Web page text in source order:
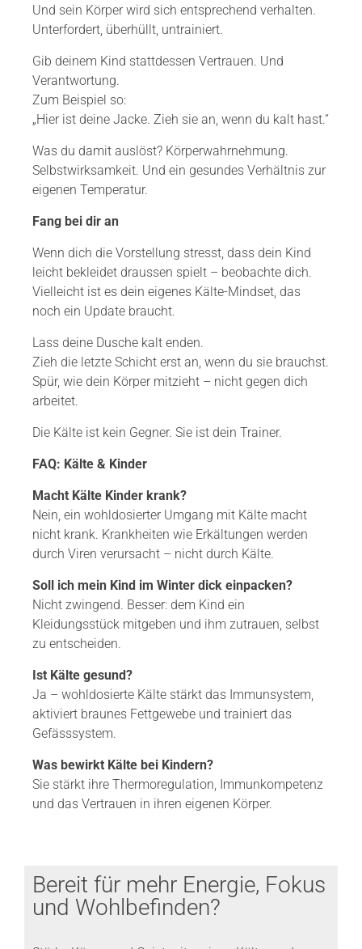
Und sein Körper wird sich entsprechend verhalten.
Unterfordert, überhüllt, untrainiert.
Gib deinem Kind stattdessen Vertrauen. Und
Verantwortung.
Zum Beispiel so:
„Hier ist deine Jacke. Zieh sie an, wenn du kalt hast.“
Was du damit auslöst? Körperwahrnehmung.
Selbstwirksamkeit. Und ein gesundes Verhältnis zur
eigenen Temperatur.
Fang bei dir an
Wenn dich die Vorstellung stresst, dass dein Kind
leicht bekleidet draussen spielt – beobachte dich.
Vielleicht ist es dein eigenes Kälte-Mindset, das
noch ein Update braucht.
Lass deine Dusche kalt enden.
Zieh die letzte Schicht erst an, wenn du sie brauchst.
Spür, wie dein Körper mitzieht – nicht gegen dich
arbeitet.
Die Kälte ist kein Gegner. Sie ist dein Trainer.
FAQ: Kälte & Kinder
Macht Kälte Kinder krank?
Nein, ein wohldosierter Umgang mit Kälte macht
nicht krank. Krankheiten wie Erkältungen werden
durch Viren verursacht – nicht durch Kälte.
Soll ich mein Kind im Winter dick einpacken?
Nicht zwingend. Besser: dem Kind ein
Kleidungsstück mitgeben und ihm zutrauen, selbst
zu entscheiden.
Ist Kälte gesund?
Ja – wohldosierte Kälte stärkt das Immunsystem,
aktiviert braunes Fettgewebe und trainiert das
Gefässsystem.
Was bewirkt Kälte bei Kindern?
Sie stärkt ihre Thermoregulation, Immunkompetenz
und das Vertrauen in ihren eigenen Körper.
Bereit für mehr Energie, Fokus
und Wohlbefinden?